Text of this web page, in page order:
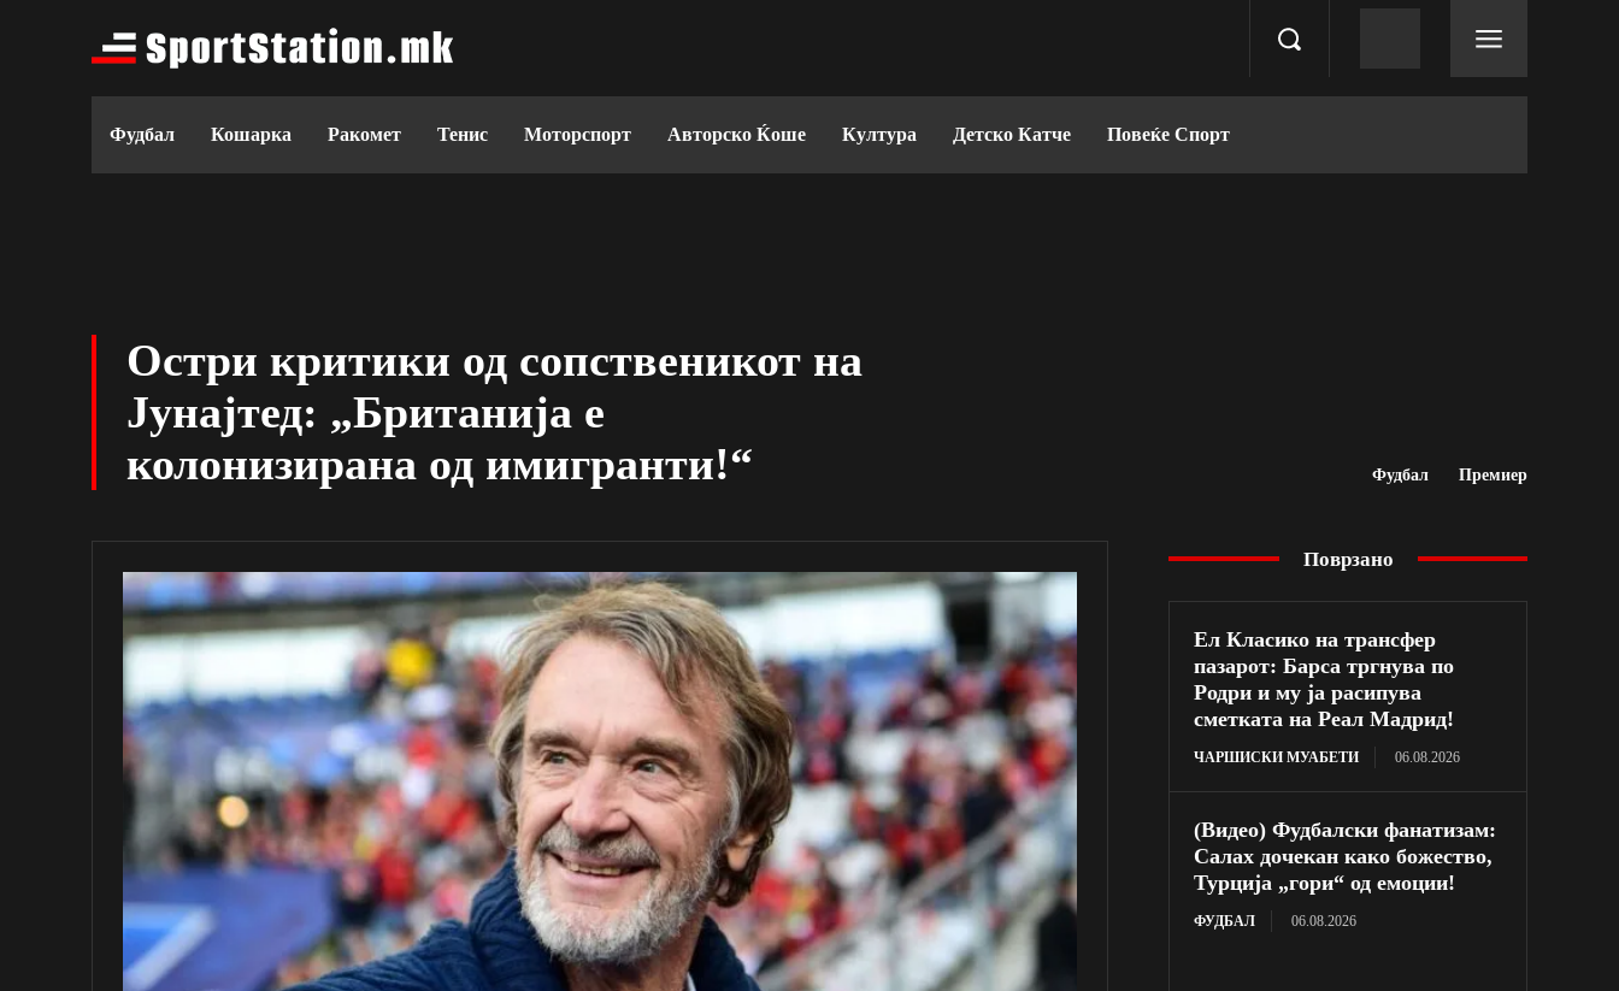
Фудбал Кошарка Ракомет Тенис Моторспорт Авторско Ќоше Култура Детско Катче Повеќе Спорт
Остри критики од сопственикот на
Јунајтед: „Британија е
колонизирана од имигранти!“
Фудбал Премиер
Поврзано
Ел Класико на трансфер
пазарот: Барса тргнува по
Родри и му ја расипува
сметката на Реал Мадрид!
ЧАРШИСКИ МУАБЕТИ 06.08.2026
(Видео) Фудбалски фанатизам:
Салах дочекан како божество,
Турција „гори“ од емоции!
ФУДБАЛ 06.08.2026